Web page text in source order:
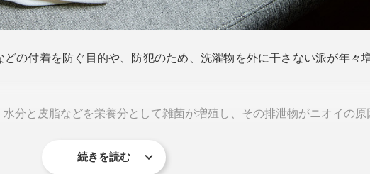
の付着を防ぐ目的や、防犯のため、洗濯物を外に干さない派が年々
分と皮脂などを栄養分として雑菌が増殖し、その排泄物がニオイの原
ので、とにかく雑菌を増やさないことが重要。とはいえ、毎日洗濯でき
続きを読む